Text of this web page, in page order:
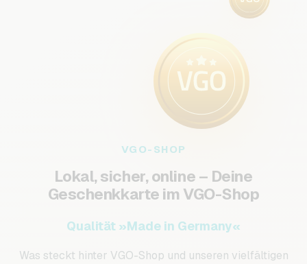
VGO-SHOP
Lokal, sicher, online – Deine
Geschenkkarte im VGO-Shop
Qualität »Made in Germany«
Was steckt hinter VGO-Shop und unseren vielfältigen